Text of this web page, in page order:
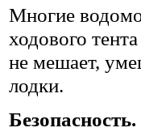
Многие
ходового
не мешает,
лодки.
Безопасность.